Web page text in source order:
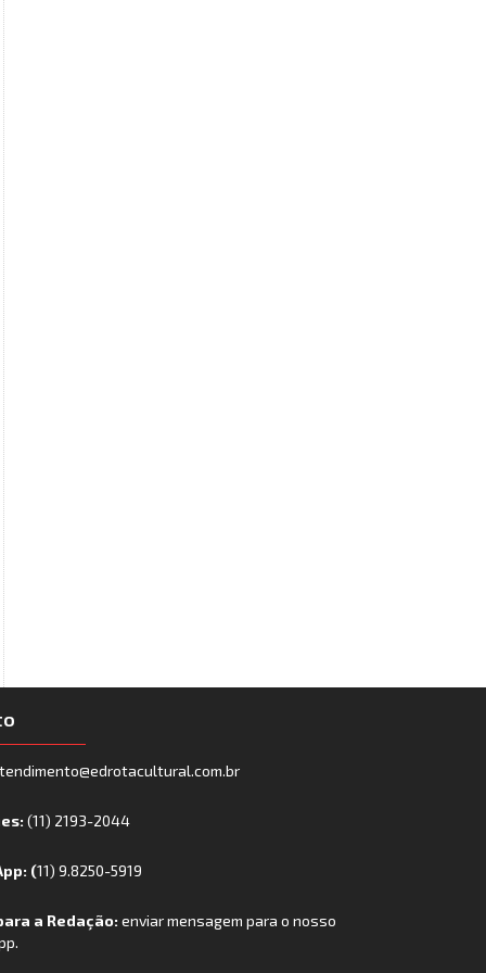
(11) 2193-2044
(11) 9.8250-5919
a Redação:enviar mensagem para o nosso